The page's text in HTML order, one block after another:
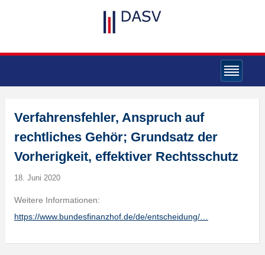
Verfahrensfehler, Anspruch auf
rechtliches Gehör; Grundsatz der
Vorherigkeit, effektiver Rechtsschutz
18. Juni 2020
Weitere Informationen:
https://www.bundesfinanzhof.de/de/entscheidung/…